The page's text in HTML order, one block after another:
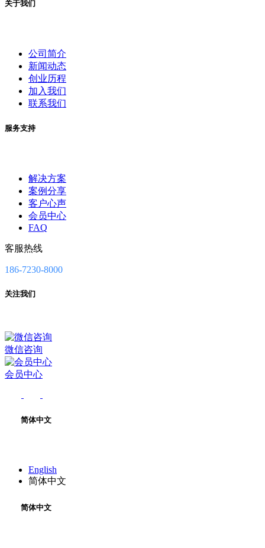
关于我们
公司简介
新闻动态
创业历程
加入我们
联系我们
服务支持
解决方案
案例分享
客户心声
会员中心
FAQ
客服热线
186-7230-8000
关注我们
微信咨询
会员中心
简体中文
English
简体中文
简体中文